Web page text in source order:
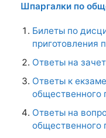
Шпаргалки по
Билеты по
приготовления
Ответы на
Ответы к
общественного
Ответы на
общественного